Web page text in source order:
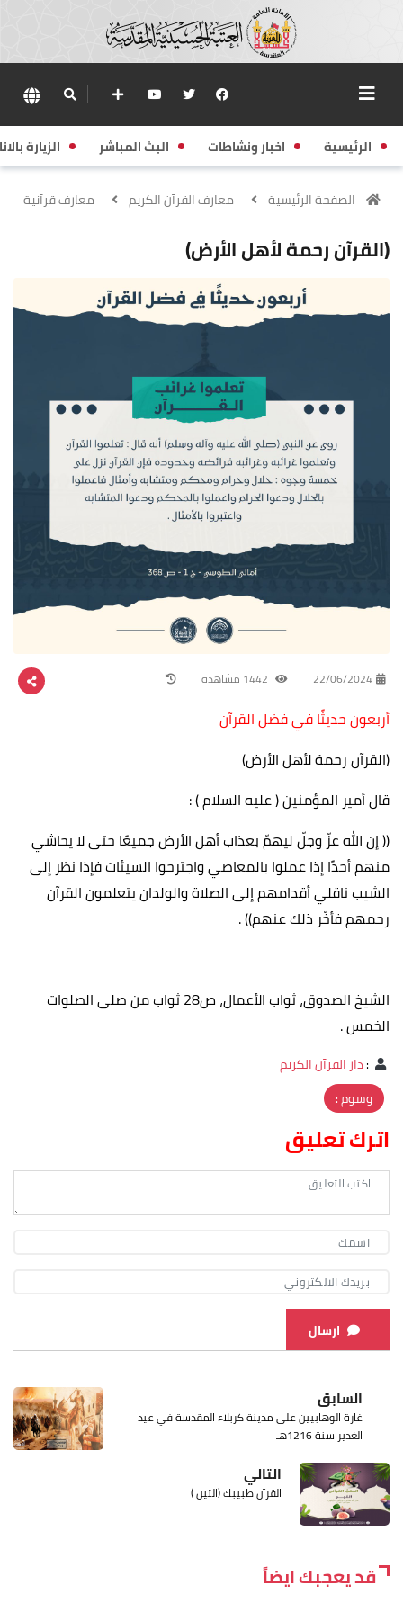
الرئيسية اخبار ونشاطات البث المباشر الزيارة
الصفحة الرئيسية معارف القرآن الكريم معارف قرآنية
(القرآن رحمة لأهل الأرض)
22/06/2024
أربعون حديثًا في فضل القرآن
(القرآن رحمة لأهل الأرض)
قال أمير المؤمنين ( عليه السلام ) :
(( إن الله عزّ وجلّ ليهمّ بعذاب أهل الأرض جميعًا حتى لا يحاشي
منهم أحدًا إذا عملوا بالمعاصي واجترحوا السيئات فإذا نظر إلى
الشيب ناقلي أقدامهم إلى الصلاة والولدان يتعلمون القرآن
رحمهم فأخّر ذلك عنهم)) .
الشيخ الصدوق، ثواب الأعمال، ص28 ثواب من صلى الصلوات
الخمس .
:دار القرآن الكريم
وسوم :
اترك تعليق
ارسال
السابق
غارة الوهابيين على مدينة كربلاء المقدسة في عيد
الغدير سنة 1216هـ
التالي
القرآن طبيبك (التين )
قد يعجبك ايضاً